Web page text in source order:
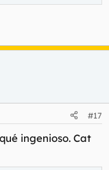
#17
ingenioso. Cat